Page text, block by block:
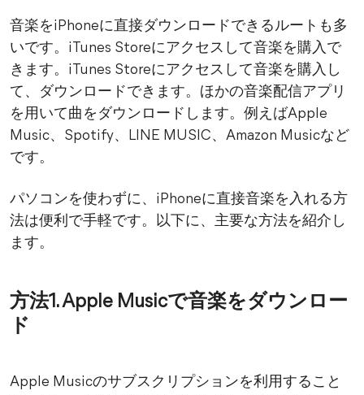
音楽をiPhoneに直接ダウンロードできるルートも多
いです。iTunes Storeにアクセスして音楽を購入で
きます。iTunes Storeにアクセスして音楽を購入し
て、ダウンロードできます。ほかの音楽配信アプリ
を用いて曲をダウンロードします。例えばApple
Music、Spotify、LINE MUSIC、Amazon Musicなど
です。
パソコンを使わずに、iPhoneに直接音楽を入れる方
法は便利で手軽です。以下に、主要な方法を紹介し
ます。
方法1. Apple Musicで音楽をダウンロー
ド
Apple Musicのサブスクリプションを利用すること